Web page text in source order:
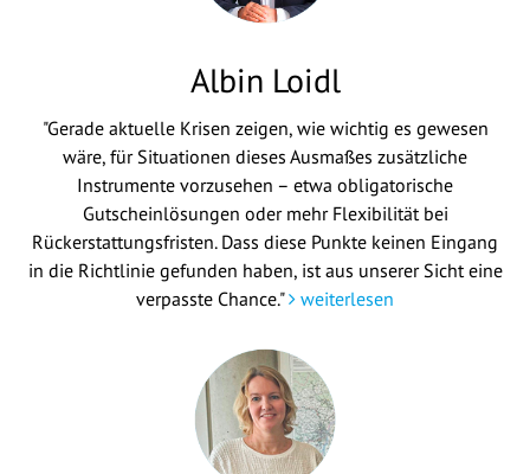
Albin Loidl
"Gerade aktuelle Krisen zeigen, wie wichtig es gewesen
wäre, für Situationen dieses Ausmaßes zusätzliche
Instrumente vorzusehen – etwa obligatorische
Gutscheinlösungen oder mehr Flexibilität bei
Rückerstattungsfristen. Dass diese Punkte keinen Eingang
in die Richtlinie gefunden haben, ist aus unserer Sicht eine
verpasste Chance."
weiterlesen